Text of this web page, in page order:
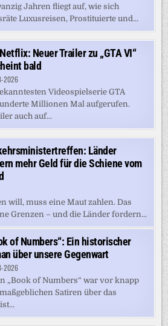
Jahren fliegt auf, wie sich
Luxusreisen, Prostituierte und...
Neuer Trailer zu „GTA VI“
bald
2026
Videospielserie GTA
Millionen Mal aufgerufen.
auch auf...
Länder
mehr Geld für die Schiene vom
will, muss eine Maut zahlen. Das
Grenzen – und die Länder fordern...
of Numbers“: Ein historischer
über unsere Gegenwart
2026
„Book of Numbers“ war vor knapp
Satiren über das